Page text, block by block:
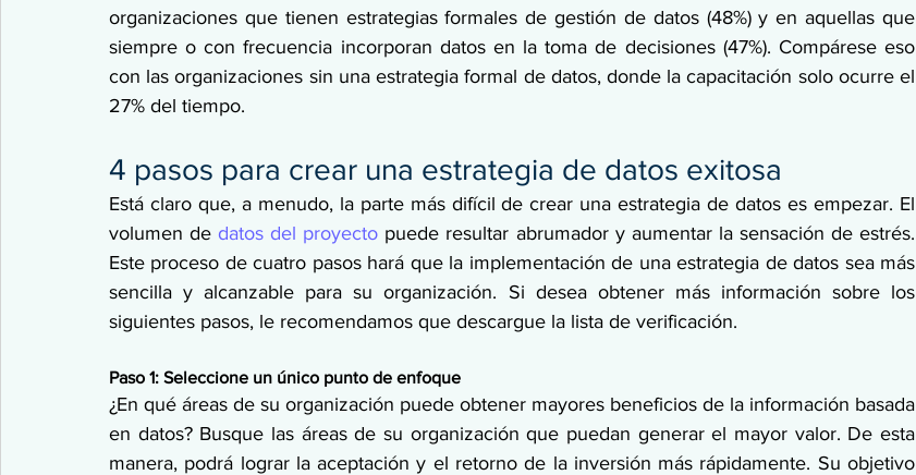
organizaciones que tienen estrategias formales de gestión de datos (48%) y en aquellas que
siempre o con frecuencia incorporan datos en la toma de decisiones (47%). Compárese eso
con las organizaciones sin una estrategia formal de datos, donde la capacitación solo ocurre el
27% del tiempo.
4 pasos para crear una estrategia de datos exitosa
Está claro que, a menudo, la parte más difícil de crear una estrategia de datos es empezar. El
volumen de datos del proyecto puede resultar abrumador y aumentar la sensación de estrés.
Este proceso de cuatro pasos hará que la implementación de una estrategia de datos sea más
sencilla y alcanzable para su organización. Si desea obtener más información sobre los
siguientes pasos, le recomendamos que descargue la lista de verificación.
Paso 1: Seleccione un único punto de enfoque
¿En qué áreas de su organización puede obtener mayores beneficios de la información basada
en datos? Busque las áreas de su organización que puedan generar el mayor valor. De esta
manera, podrá lograr la aceptación y el retorno de la inversión más rápidamente. Su objetivo